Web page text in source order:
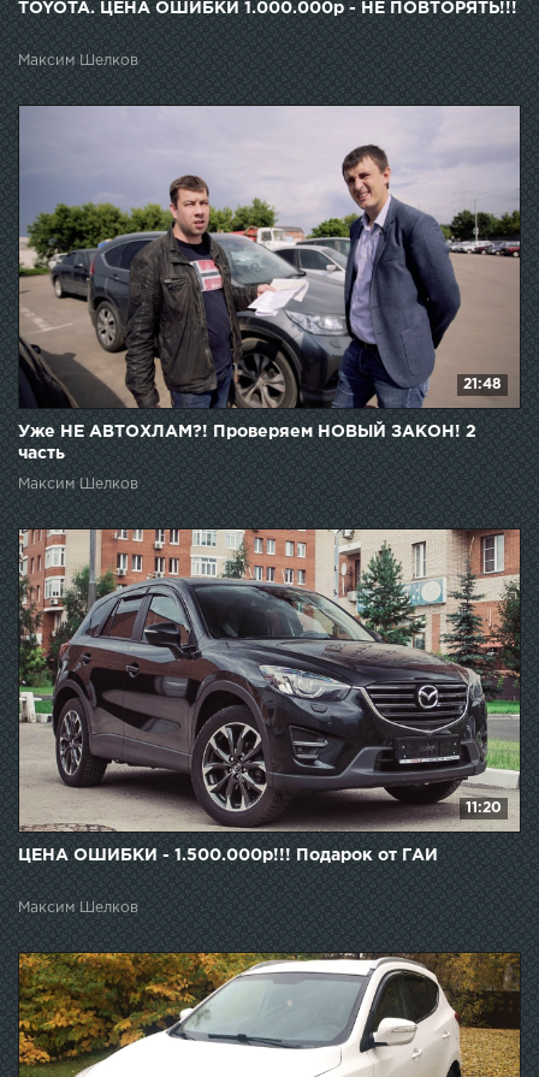
TOYOTA. ЦЕНА ОШИБКИ 1.000.000р - НЕ ПОВТОРЯТЬ!!!
Максим Шелков
21:48
Уже НЕ АВТОХЛАМ?! Проверяем НОВЫЙ ЗАКОН! 2
часть
Максим Шелков
11:20
ЦЕНА ОШИБКИ - 1.500.000р!!! Подарок от ГАИ
Максим Шелков